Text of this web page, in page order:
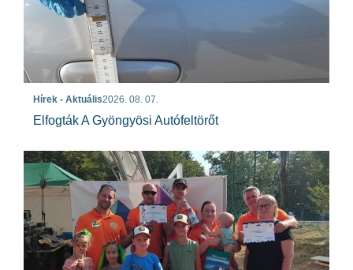
Hírek - Aktuális2026. 08. 07.
Elfogták A Gyöngyösi Autófeltörőt